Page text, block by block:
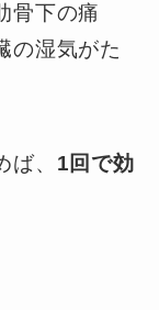
骨下の痛
の湿気がた
、 1回で効